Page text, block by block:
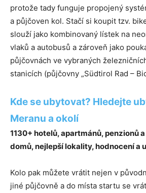
protože tady funguje propojený
a půjčoven kol. Stačí si koupit tzv.
slouží jako kombinovaný lístek na
vlaků a autobusů a zároveň jako
půjčovnách ve vybraných
stanicích (půjčovny „Südtirol Rad –
Kde se ubytovat? Hledejte
Meranu a okolí
1130+ hotelů, apartmánů, penzionů
domů, nejlepší lokality, hodnocení a
Kolo pak můžete vrátit nejen v
jiné půjčovně a do místa startu se